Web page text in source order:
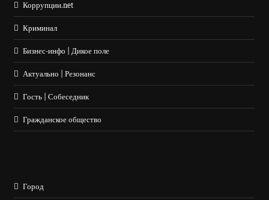
Коррупции.net
Криминал
Бизнес-инфо | Дикое поле
Актуально | Резонанс
Гость | Собеседник
Гражданское общество
Город